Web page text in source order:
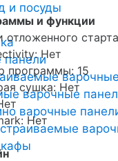
и посуды
панели
варочные
варочные
и функции
отложенного
Нет
программы: 15
сушка: Нет
Нет